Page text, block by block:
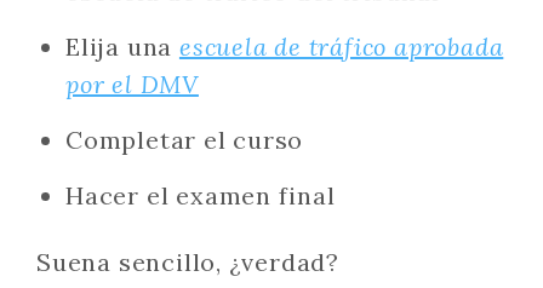
Elija una escuela de tráfico aprobada
por el DMV
Completar el curso
Hacer el examen final
Suena sencillo, ¿verdad?